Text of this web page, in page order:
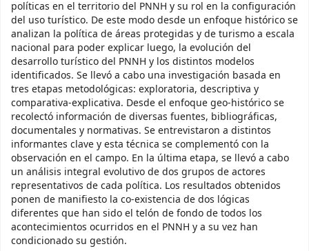
políticas en el territorio del PNNH y su rol en la configuración
del uso turístico. De este modo desde un enfoque histórico se
analizan la política de áreas protegidas y de turismo a escala
nacional para poder explicar luego, la evolución del
desarrollo turístico del PNNH y los distintos modelos
identificados. Se llevó a cabo una investigación basada en
tres etapas metodológicas: exploratoria, descriptiva y
comparativa-explicativa. Desde el enfoque geo-histórico se
recolectó información de diversas fuentes, bibliográficas,
documentales y normativas. Se entrevistaron a distintos
informantes clave y esta técnica se complementó con la
observación en el campo. En la última etapa, se llevó a cabo
un análisis integral evolutivo de dos grupos de actores
representativos de cada política. Los resultados obtenidos
ponen de manifiesto la co-existencia de dos lógicas
diferentes que han sido el telón de fondo de todos los
acontecimientos ocurridos en el PNNH y a su vez han
condicionado su gestión.